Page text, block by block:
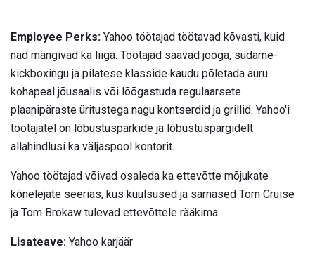
Employee Perks: Yahoo töötajad töötavad kõvasti, kuid
nad mängivad ka liiga. Töötajad saavad jooga, südame-
kickboxingu ja pilatese klasside kaudu põletada auru
kohapeal jõusaalis või lõõgastuda regulaarsete
plaanipäraste üritustega nagu kontserdid ja grillid. Yahoo'i
töötajatel on lõbustusparkide ja lõbustuspargidelt
allahindlusi ka väljaspool kontorit.
Yahoo töötajad võivad osaleda ka ettevõtte mõjukate
kõnelejate seerias, kus kuulsused ja sarnased Tom Cruise
ja Tom Brokaw tulevad ettevõttele rääkima.
Lisateave: Yahoo karjäär